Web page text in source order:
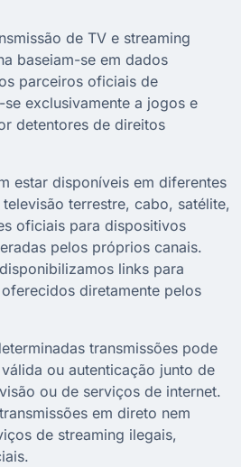
de TV e streaming
baseiam-se em dados
parceiros oficiais de
exclusivamente a jogos e
detentores de direitos
estar disponíveis em diferentes
terrestre, cabo, satélite,
oficiais para dispositivos
pelos próprios canais.
links para
diretamente pelos
transmissões pode
ou autenticação junto de
ou de serviços de internet.
em direto nem
de streaming ilegais,